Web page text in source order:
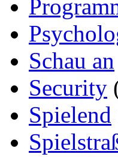
Schau an
Security
Spielend